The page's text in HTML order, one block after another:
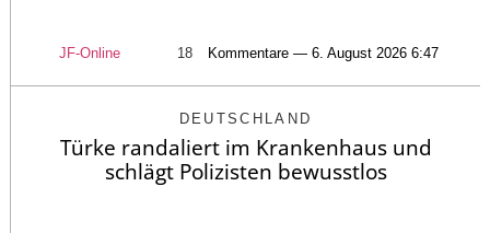
JF-Online 18 Kommentare — 6. August 2026 6:47
DEUTSCHLAND
Türke randaliert im Krankenhaus und
schlägt Polizisten bewusstlos